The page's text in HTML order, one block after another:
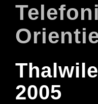
2005